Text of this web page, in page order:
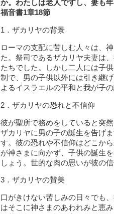
か。わたしは老人ですし
福音書1章18節
1．ザカリヤの背景
ローマの支配に苦しむ人々は、
た。祭司であるザカリヤ夫妻は
たちでした。しかし二人には子
制で、男の子供以外には引き継
よるイスラエルの平和と我が子
2．ザカリヤの恐れと不信仰
彼が聖所で務めをしていると突
ザカリヤに男の子の誕生を告げ
す。彼の恐れや不信仰はどこか
が神さまに向かず、子供の誕生
しょう。世的な肉の思いが彼の
3．ザカリヤの賛美
口がきけない苦しみの日々でも
はそこに神さまのあわれみと恵